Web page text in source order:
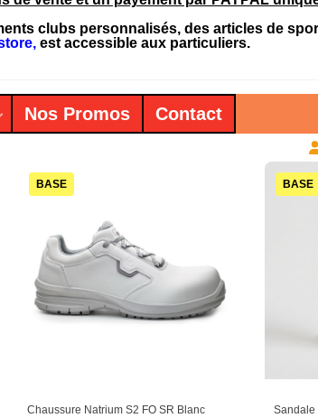
clubs personnalisés, des articles de
, est accessible aux particuliers.
Nos Promos Contact
BASE
Chaussure Natrium S2 FO SR Blanc
BASE
Sandale